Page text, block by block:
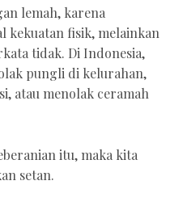
lemah, karena
kekuatan fisik, melainkan
tidak. Di Indonesia,
pungli di kelurahan,
atau menolak ceramah
itu, maka kita
setan.